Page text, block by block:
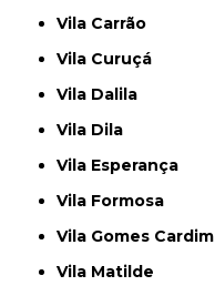
Vila Carrão
Vila Curuçá
Vila Dalila
Vila Dila
Vila Esperança
Vila Formosa
Vila Gomes Cardim
Vila Matilde